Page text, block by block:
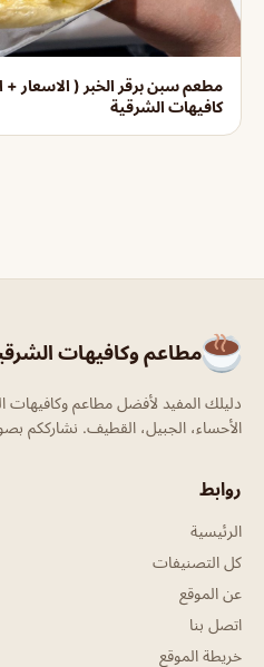
مطعم سبن برقر الخبر ( الاسعار +
كافيهات الشرقية
مطاعم وكافيهات
دليلك المفيد لأفضل مطاعم وكافيهات
الأحساء، الجبيل، القطيف. نشارككم
روابط
الرئيسية
كل التصنيفات
عن الموقع
اتصل بنا
خريطة الموقع